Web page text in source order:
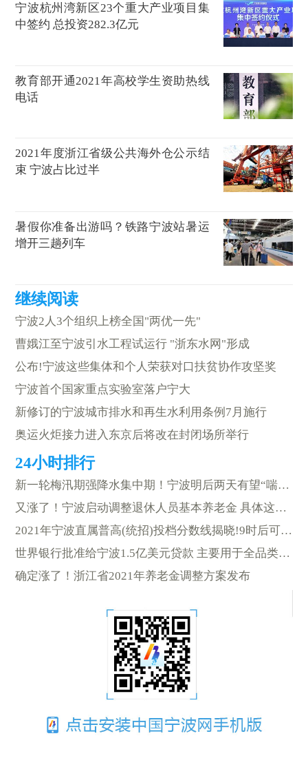
宁波杭州湾新区23个重大产业项目集
中签约 总投资282.3亿元
教育部开通2021年高校学生资助热线
电话
2021年度浙江省级公共海外仓公示结
束 宁波占比过半
暑假你准备出游吗？铁路宁波站暑运
增开三趟列车
宁波2人3个组织上榜全国"两优一先"
曹娥江至宁波引水工程试运行 "浙东水网"形成
公布!宁波这些集体和个人荣获对口扶贫协作攻坚奖
宁波首个国家重点实验室落户宁大
新修订的宁波城市排水和再生水利用条例7月施行
奥运火炬接力进入东京后将改在封闭场所举行
新一轮梅汛期强降水集中期！宁波明后两天有望“喘口气”
又涨了！宁波启动调整退休人员基本养老金 具体这样调整
2021年宁波直属普高(统招)投档分数线揭晓!9时后可查询录取结果
世界银行批准给宁波1.5亿美元贷款 主要用于全品类智能回收箱落地
确定涨了！浙江省2021年养老金调整方案发布